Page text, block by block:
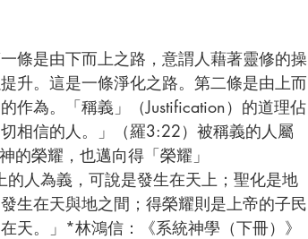
升。這是一條淨化之路。第二條是由上而
作為。「稱義」（Justification）的道理佔
相信的人。」（羅3:22）被稱義的人屬
的榮耀，也邁向得「榮耀」
的人為義，可說是發生在天上；聖化是地
生在天與地之間；得榮耀則是上帝的子民
天。」*林鴻信：《系統神學（下冊）》